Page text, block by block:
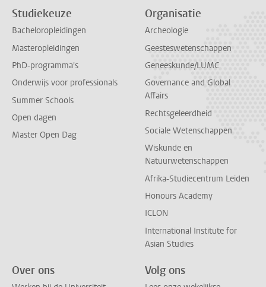
Studiekeuze
Bacheloropleidingen
Masteropleidingen
PhD-programma's
Onderwijs voor professionals
Summer Schools
Open dagen
Master Open Dag
Organisatie
Archeologie
Geesteswetenschappen
Geneeskunde/LUMC
Governance and Global
Affairs
Rechtsgeleerdheid
Sociale Wetenschappen
Wiskunde en
Natuurwetenschappen
Afrika-Studiecentrum Leiden
Honours Academy
ICLON
International Institute for
Asian Studies
Over ons Volg ons